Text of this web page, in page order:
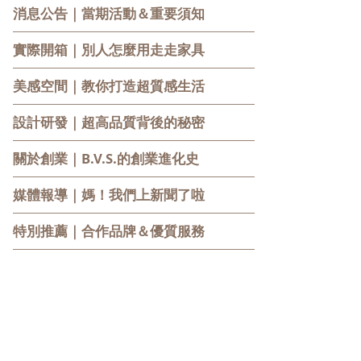
消息公告 ｜當期活動＆重要須知
實際開箱 ｜別人怎麼用走走家具
美感空間 ｜教你打造超質感生活
設計研發 ｜超高品質背後的秘密
關於創業 ｜B.V.S.的創業進化史
媒體報導 ｜媽！我們上新聞了啦
特別推薦 ｜合作品牌＆優質服務